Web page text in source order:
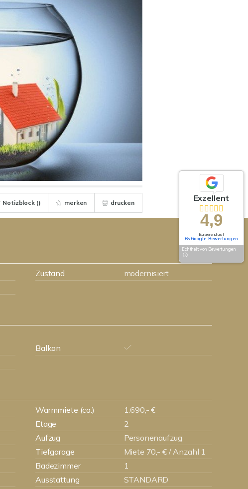
Notizblock () merken drucken
Zustand
modernisiert
Balkon
Warmmiete (ca.)
1.690,- €
Etage
2
Aufzug
Personenaufzug
Tiefgarage
Miete 70,- € / Anzahl 1
Badezimmer
1
Ausstattung STANDARD
Exzellent
4,9
Basierend auf
65 Google-Bewertungen
Echtheit von Bewertungen